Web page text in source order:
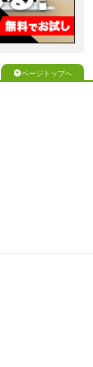
ページトップへ